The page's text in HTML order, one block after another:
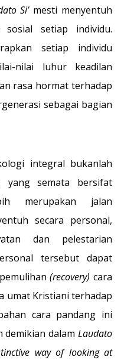
Si’mesti menyentuh
sosial setiap individu.
setiap individu
nilai luhur keadilan
rasa hormat terhadap
sebagai bagian
integral bukanlah
yang semata bersifat
merupakan jalan
secara personal,
dan pelestarian
tersebut dapat
(recovery) cara
umat Kristiani terhadap
cara pandang ini
demikian dalam Laudato
way of looking at